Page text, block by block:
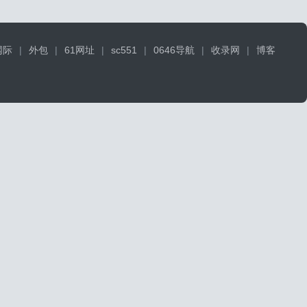
际 | 外包 | 61网址 | sc551 | 0646导航 | 收录网 | 博客